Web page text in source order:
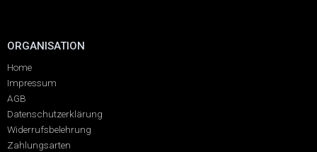
ORGANISATION
Home
Impressum
AGB
Datenschutzerklärung
Widerrufsbelehrung
Zahlungsarten